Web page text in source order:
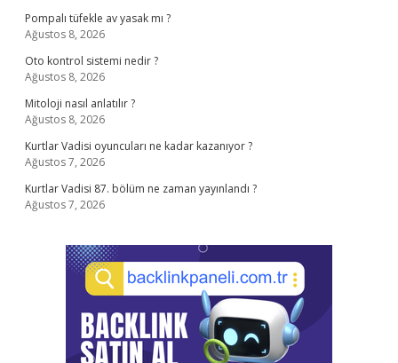
Pompalı tüfekle av yasak mı ?
Ağustos 8, 2026
Oto kontrol sistemi nedir ?
Ağustos 8, 2026
Mitoloji nasıl anlatılır ?
Ağustos 8, 2026
Kurtlar Vadisi oyuncuları ne kadar kazanıyor ?
Ağustos 7, 2026
Kurtlar Vadisi 87. bölüm ne zaman yayınlandı ?
Ağustos 7, 2026